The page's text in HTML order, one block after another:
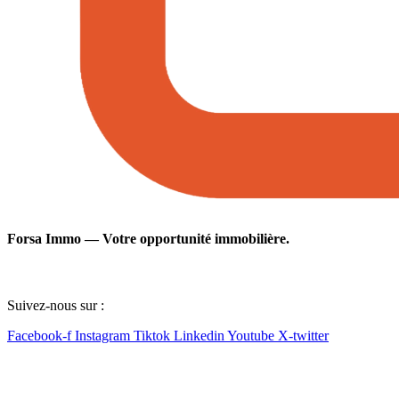
Forsa Immo — Votre opportunité immobilière.
Suivez-nous sur :
Facebook-f Instagram Tiktok Linkedin Youtube X-twitter